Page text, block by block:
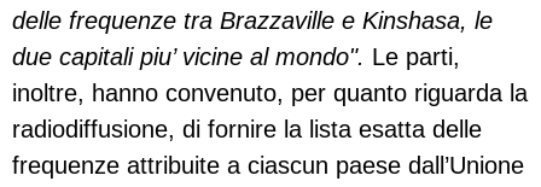
delle frequenze tra Brazzaville e Kinshasa, le
due capitali piu’ vicine al mondo". Le parti,
inoltre, hanno convenuto, per quanto riguarda la
radiodiffusione, di fornire la lista esatta delle
frequenze attribuite a ciascun paese dall’Unione